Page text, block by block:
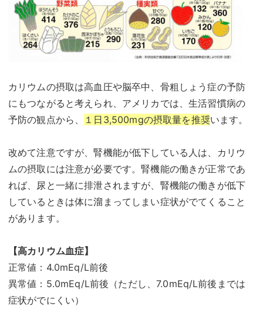
カリウムの摂取は高血圧や脳卒中、骨粗しょう症の予防
にもつながると考えられ、アメリカでは、生活習慣病の
予防の観点から、
１日3,500mgの摂取量を推奨います。
改めて注意ですが、腎機能が低下している人は、カリウ
ムの摂取には注意が必要です。腎機能の働きが正常であ
れば、尿と一緒に排泄されますが、腎機能の働きが低下
しているときは体に溜まってしまい症状がでてくること
があります。
【高カリウム血症】
正常値：4.0mEq/L前後
異常値：5.0mEq/L前後（ただし、7.0mEq/L前後までは
症状がでにくい）